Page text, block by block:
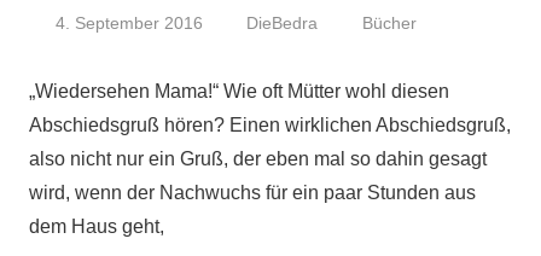
4. September 2016 DieBedra Bücher
„Wiedersehen Mama!“ Wie oft Mütter wohl diesen
Abschiedsgruß hören? Einen wirklichen Abschiedsgruß,
also nicht nur ein Gruß, der eben mal so dahin gesagt
wird, wenn der Nachwuchs für ein paar Stunden aus
dem Haus geht,